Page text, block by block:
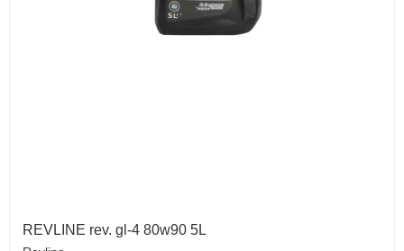
REVLINE rev. gl-4 80w90 5L